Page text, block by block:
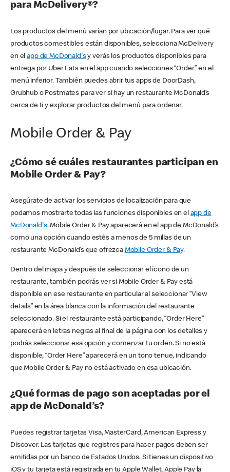
para McDelivery®?
Los productos del menú varían por ubicación/lugar. Para ver qué
productos comestibles están disponibles, selecciona McDelivery
en elapp de McDonald'sy verás los productos disponibles para
entrega por Uber Eats en el app cuando selecciones “Order” en el
menú inferior. También puedes abrir tus apps de DoorDash,
Grubhub o Postmates para ver si hay un restaurante McDonald’s
cerca de ti y explorar productos del menú para ordenar.
Mobile Order & Pay
¿Cómo sé cuáles restaurantes participan en
Mobile Order & Pay?
Asegúrate de activar los servicios de localización para que
podamos mostrarte todas las funciones disponibles en el app de
McDonald's. Mobile Order & Pay aparecerá en el app de McDonald’s
como una opción cuando estés a menos de 5 millas de un
restaurante McDonald’s que ofrezca Mobile Order & Pay.
Dentro del mapa y después de seleccionar el ícono de un
restaurante, también podrás ver si Mobile Order & Pay está
disponible en ese restaurante en particular al seleccionar “View
details” en la área blanca con la información del restaurante
seleccionado. Si el restaurante está participando, “Order Here”
aparecerá en letras negras al final de la página con los detalles y
podrás seleccionar esa opción y comenzar tu orden. Si no está
disponible, “Order Here” aparecerá en un tono tenue, indicando
que Mobile Order & Pay no está activado en esa ubicación.
¿Qué formas de pago son aceptadas por el
app de McDonald’s?
Puedes registrar tarjetas Visa, MasterCard, American Express y
Discover. Las tarjetas que registres para hacer pagos deben ser
emitidas por un banco de Estados Unidos. Si tienes un dispositivo
iOS y tu tarjeta está registrada en tu Apple Wallet, Apple Pay la